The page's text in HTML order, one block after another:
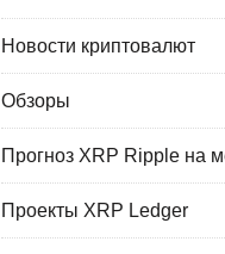
Новости криптовалют
Обзоры
Прогноз XRP Ripple на
Проекты XRP Ledger